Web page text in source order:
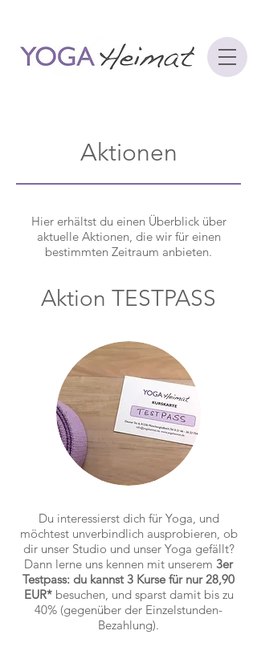
Aktionen
Hier erhältst du einen Überblick über
aktuelle Aktionen, die wir für einen
bestimmten Zeitraum anbieten.
Aktion TESTPASS
Du interessierst dich für Yoga, und
möchtest unverbindlich ausprobieren, ob
dir unser Studio und unser Yoga gefällt?
Dann lerne uns kennen mit unserem 3er
Testpass: du kannst 3 Kurse für nur 28,90
EUR*besuchen, und sparst damit bis zu
40% (gegenüber der Einzelstunden-
Bezahlung).